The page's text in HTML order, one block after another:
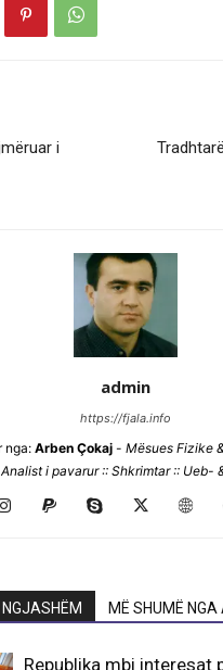
i
admin
https://fjala.info
nga: Arben Çokaj - Mësues Fizike
i pavarur :: Shkrimtar :: Ueb-
MË SHUMË NGA
Republika mbi interesat